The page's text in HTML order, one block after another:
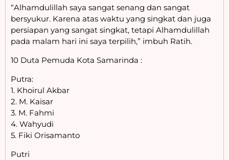
“Alhamdulillah saya sangat senang dan sangat
bersyukur. Karena atas waktu yang singkat dan juga
persiapan yang sangat singkat, tetapi Alhamdulillah
pada malam hari ini saya terpilih,” imbuh Ratih.
10 Duta Pemuda Kota Samarinda :
Putra:
1. Khoirul Akbar
2. M. Kaisar
3. M. Fahmi
4. Wahyudi
5. Fiki Orisamanto
Putri